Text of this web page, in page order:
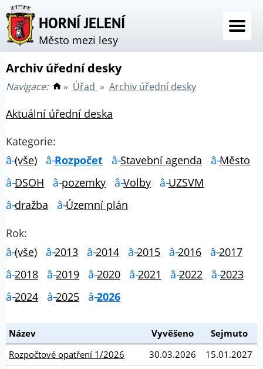
HORNÍ JELENÍ
Město mezi lesy
Archiv úřední desky
Navigace: » Úřad » Archiv úřední desky
Aktuální úřední deska
Kategorie:
(vše)
Rozpočet Stavební agenda
Město
DSOH
pozemky Volby
UZSVM
dražba
Územní plán
Rok:
(vše)
2013 2014 2015 2016
2017
2018
2019 2020 2021 2022
2023
2024
2025 2026
Název Vyvěšeno
Sejmuto
Rozpočtové opatření 1/2026
30.03.2026
15.01.2027